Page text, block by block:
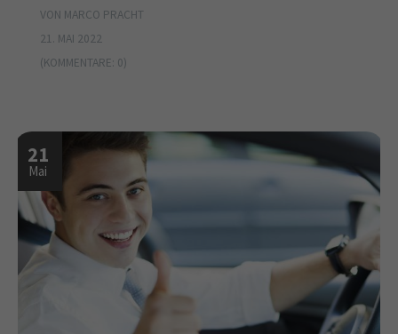
VON MARCO PRACHT
21. MAI 2022
(KOMMENTARE: 0)
21
Mai